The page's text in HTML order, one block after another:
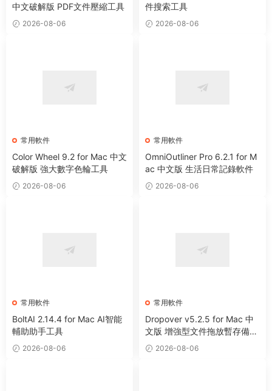
中文破解版 PDF文件壓縮工具
2026-08-06
件搜索工具
2026-08-06
常用軟件
Color Wheel 9.2 for Mac 中文
破解版 強大數字色輪工具
2026-08-06
常用軟件
OmniOutliner Pro 6.2.1 for M
ac 中文版 生活日常記錄軟件
2026-08-06
常用軟件
BoltAI 2.14.4 for Mac AI智能
輔助助手工具
2026-08-06
常用軟件
Dropover v5.2.5 for Mac 中
文版 增強型文件拖放暫存備用
整理工具
2026-08-06